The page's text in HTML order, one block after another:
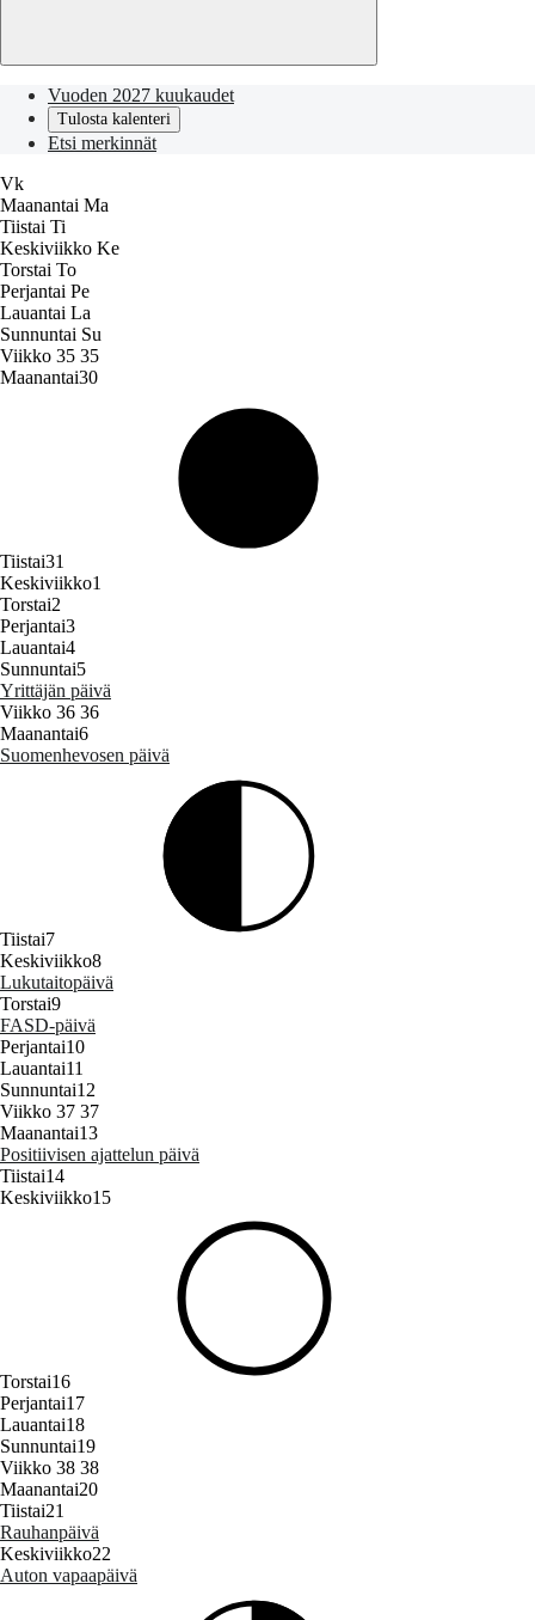
Vuoden 2027 kuukaudet
Tulosta kalenteri
Etsi merkinnät
Vk
Maanantai Ma
Tiistai Ti
Keskiviikko Ke
Torstai To
Perjantai Pe
Lauantai La
Sunnuntai Su
Viikko 35 35
Maanantai30
Tiistai31
Keskiviikko1
Torstai2
Perjantai3
Lauantai4
Sunnuntai5
Yrittäjän päivä
Viikko 36 36
Maanantai6
Suomenhevosen päivä
Tiistai7
Keskiviikko8
Lukutaitopäivä
Torstai9
FASD‑päivä
Perjantai10
Lauantai11
Sunnuntai12
Viikko 37 37
Maanantai13
Positiivisen ajattelun päivä
Tiistai14
Keskiviikko15
Torstai16
Perjantai17
Lauantai18
Sunnuntai19
Viikko 38 38
Maanantai20
Tiistai21
Rauhanpäivä
Keskiviikko22
Auton vapaapäivä